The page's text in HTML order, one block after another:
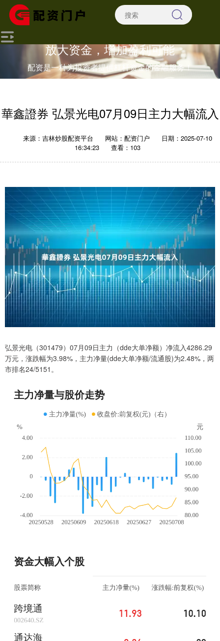
放大资金，增加盈利可能
配资是一种为投资者提供杠杆资金的金融服务！
華鑫證券 弘景光电07月09日主力大幅流入
来源：吉林炒股配资平台 网站：配资门户
日期：2025-07-10
16:34:23
查看：103
弘景光电（301479）07月09日主力（dde大单净额）净流入4286.29
万元，涨跌幅为3.98%，主力净量(dde大单净额/流通股)为2.48%，两
市排名24/5151。